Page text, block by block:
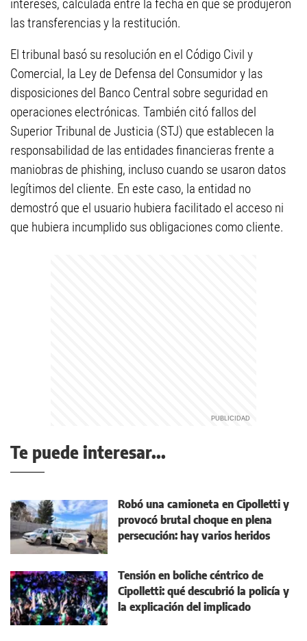
intereses, calculada entre la fecha en que se produjeron
las transferencias y la restitución.
El tribunal basó su resolución en el Código Civil y
Comercial, la Ley de Defensa del Consumidor y las
disposiciones del Banco Central sobre seguridad en
operaciones electrónicas. También citó fallos del
Superior Tribunal de Justicia (STJ) que establecen la
responsabilidad de las entidades financieras frente a
maniobras de phishing, incluso cuando se usaron datos
legítimos del cliente. En este caso, la entidad no
demostró que el usuario hubiera facilitado el acceso ni
que hubiera incumplido sus obligaciones como cliente.
Te puede interesar...
Robó una camioneta en Cipolletti y
provocó brutal choque en plena
persecución: hay varios heridos
Tensión en boliche céntrico de
Cipolletti: qué descubrió la policía y
la explicación del implicado